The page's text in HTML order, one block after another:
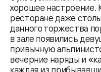
хорошее настроение.
ресторане даже
данного торжества
в зале появились
привычную
вечерние наряды и
каждая из